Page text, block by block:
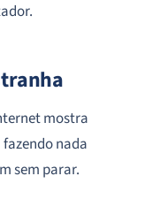
mostra
nada
sem parar.